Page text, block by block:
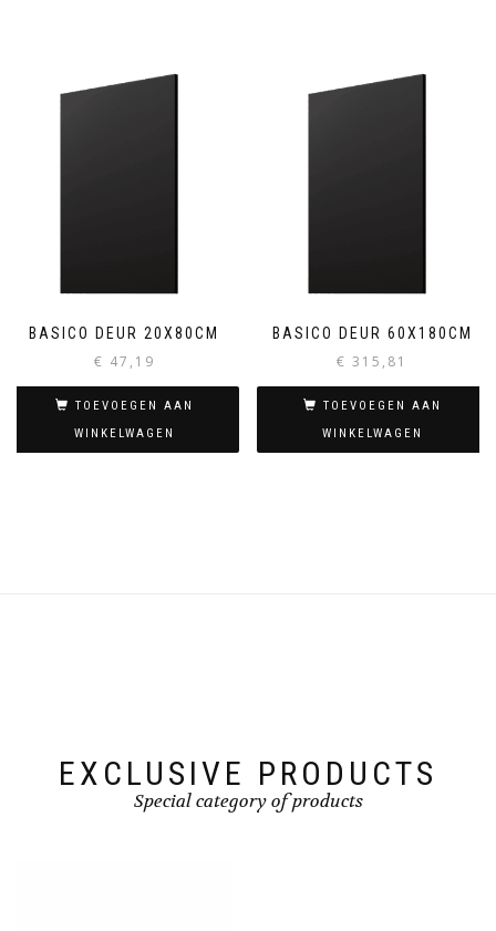
BASICO DEUR 20X80CM
€ 47,19
TOEVOEGEN AAN
WINKELWAGEN
BASICO DEUR 60X180CM
€ 315,81
TOEVOEGEN AAN
WINKELWAGEN
EXCLUSIVE PRODUCTS
Special category of products